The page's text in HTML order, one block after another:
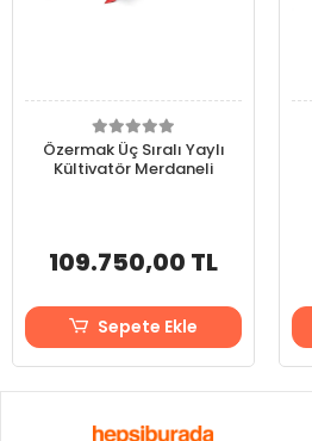
Özermak Üç Sıralı Yaylı
Kültivatör Merdaneli
109.750,00 TL
Sepete Ekle